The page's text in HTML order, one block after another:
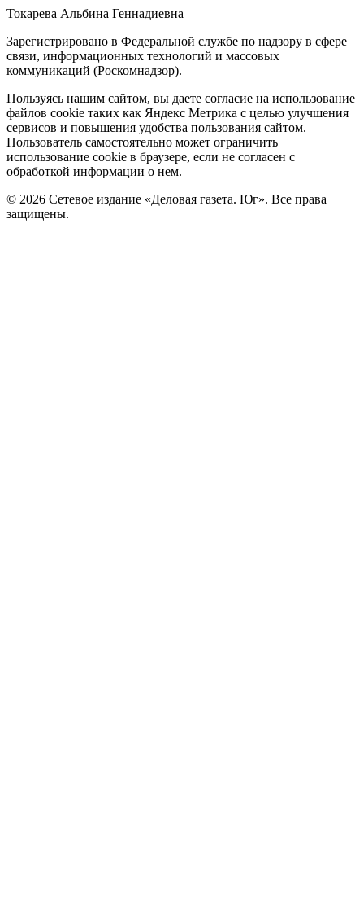
Токарева Альбина Геннадиевна
Зарегистрировано в Федеральной службе по надзору в сфере
связи, информационных технологий и массовых
коммуникаций (Роскомнадзор).
Политика
cookie
Пользуясь нашим сайтом, вы даете согласие на использование
файлов cookie таких как Яндекс Метрика с целью улучшения
сервисов и повышения удобства пользования сайтом.
Пользователь самостоятельно может ограничить
использование cookie в браузере, если не согласен с
обработкой информации о нем.
© 2026 Сетевое издание «Деловая газета. Юг». Все права
защищены.